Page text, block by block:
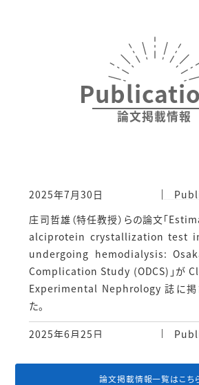
論文掲載情報
2025年7月30日
庄司哲雄（特任教授）らの論文「
alciprotein crystallization test
undergoing hemodialysis:
Complication Study (ODCS)」が
Experimental Nephrology 誌に掲
た。
2025年6月25日
ic steatosis with increased
論文掲載情報一覧はこち